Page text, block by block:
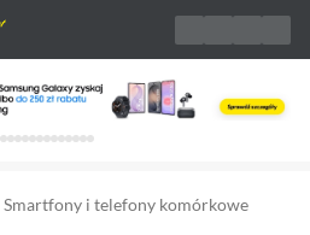
Karuzela z banerami, aktualny element 1 z
Smartfony i telefony komórkowe